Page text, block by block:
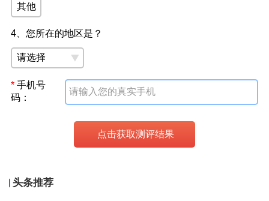
其他
4、您所在的地区是？
*手机号
码：
头条推荐